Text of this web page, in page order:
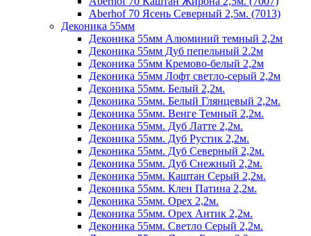
Aberhof 70 Ясень Северный 2,5м. (7013)
Деконика 55мм
Деконика 55мм Алюминий темный 2,2м
Деконика 55мм Дуб пепельный 2.2м
Деконика 55мм Кремово-белый 2,2м
Деконика 55мм Лофт светло-серый 2,2м
Деконика 55мм. Белый 2,2м.
Деконика 55мм. Белый Глянцевый 2,2м.
Деконика 55мм. Венге Темный 2,2м.
Деконика 55мм. Дуб Латте 2,2м.
Деконика 55мм. Дуб Рустик 2,2м.
Деконика 55мм. Дуб Северный 2,2м.
Деконика 55мм. Дуб Снежный 2,2м.
Деконика 55мм. Каштан Серый 2,2м.
Деконика 55мм. Клен Патина 2,2м.
Деконика 55мм. Орех 2,2м.
Деконика 55мм. Орех Антик 2,2м.
Деконика 55мм. Светло Серый 2,2м.